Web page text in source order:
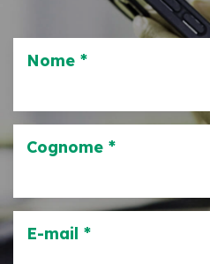
Nome *
Cognome *
E-mail *